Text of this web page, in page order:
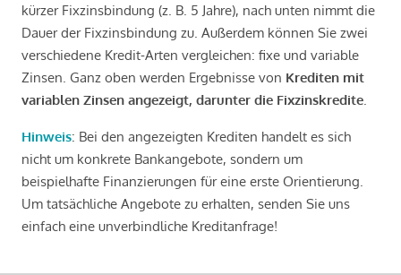
kürzer Fixzinsbindung (z. B. 5 Jahre), nach unten nimmt die
Dauer der Fixzinsbindung zu. Außerdem können Sie zwei
verschiedene Kredit-Arten vergleichen: fixe und variable
Zinsen. Ganz oben werden Ergebnisse von Krediten mit
variablen Zinsen angezeigt, darunter die Fixzinskredite
Hinweis: Bei den angezeigten Krediten handelt es sich
nicht um konkrete Bankangebote, sondern um
beispielhafte Finanzierungen für eine erste Orientierung.
Um tatsächliche Angebote zu erhalten, senden Sie uns
einfach eine unverbindliche Kreditanfrage!